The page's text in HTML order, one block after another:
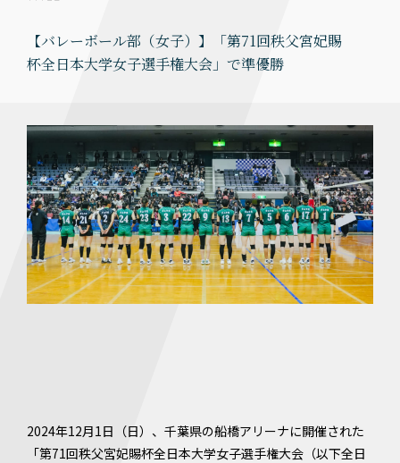
【バレーボール部（女子）】「第71回秩父宮妃賜
杯全日本大学女子選手権大会」で準優勝
2024年12月1日（日）、千葉県の船橋アリーナに開催された
「第71回秩父宮妃賜杯全日本大学女子選手権大会（以下全日